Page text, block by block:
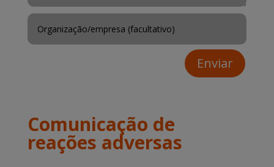
Enviar
Comunicação de
reações adversas